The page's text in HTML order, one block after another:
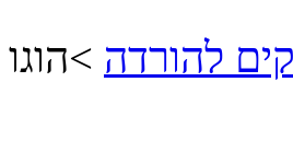
להורדה >הוגו